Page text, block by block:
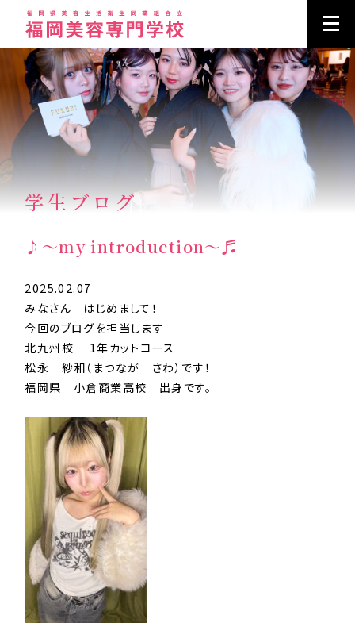
学生ブログ
♪～my introduction～♬
2025.02.07
みなさん はじめまして！
今回のブログを担当します
北九州校 1年カットコース
松永 紗和（まつなが さわ）です！
福岡県 小倉商業高校 出身です。